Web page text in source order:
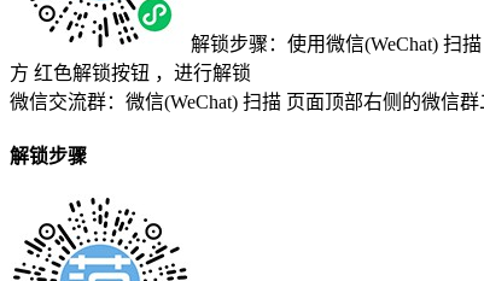
解锁步骤：使用微信(WeChat) 扫描
方 红色解锁按钮 ，进行解锁
微信交流群：微信(WeChat) 扫描 页面顶部右侧的微信群
解锁步骤